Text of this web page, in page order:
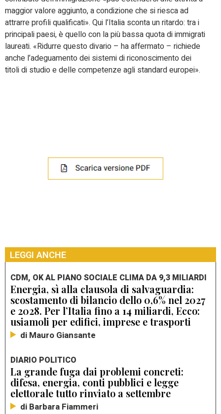
maggior valore aggiunto, a condizione che si riesca ad
attrarre profili qualificati». Qui l’Italia sconta un ritardo: tra i
principali paesi, è quello con la più bassa quota di immigrati
laureati. «Ridurre questo divario – ha affermato – richiede
anche l’adeguamento dei sistemi di riconoscimento dei
titoli di studio e delle competenze agli standard europei».
LEGGI ANCHE
CDM, OK AL PIANO SOCIALE CLIMA DA 9,3 MILIARDI
Energia, sì alla clausola di salvaguardia:
scostamento di bilancio dello 0,6% nel 2027
e 2028. Per l’Italia fino a 14 miliardi, Ecco:
usiamoli per edifici, imprese e trasporti
di Mauro Giansante
DIARIO POLITICO
La grande fuga dai problemi concreti:
difesa, energia, conti pubblici e legge
elettorale tutto rinviato a settembre
di Barbara Fiammeri